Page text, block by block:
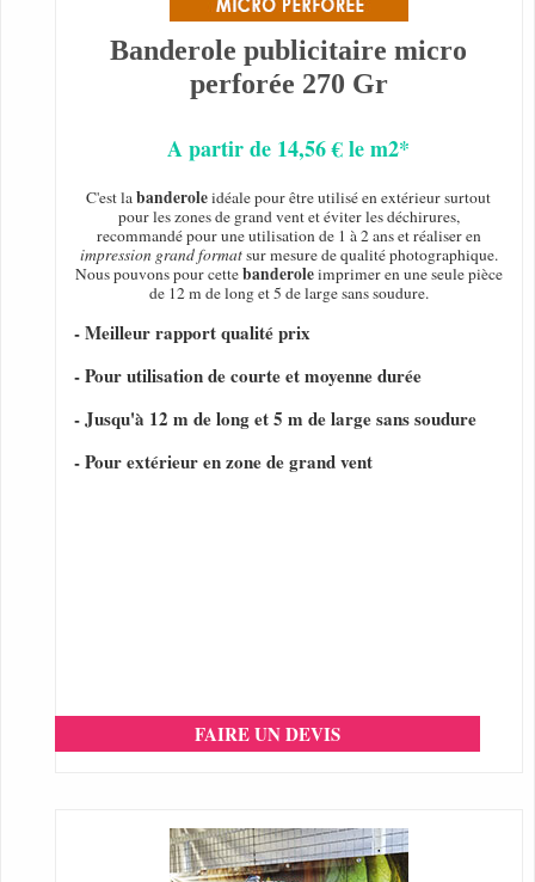
Banderole publicitaire micro
perforée 270 Gr
A partir de 14,56 € le m2*
C'est labanderoleidéale pour être utilisé en extérieur surtout
pour les zones de grand vent et éviter les déchirures,
recommandé pour une utilisation de 1 à 2 ans et réaliser en
impression grand formatsur mesure de qualité photographique.
Nous pouvons pour cettebanderoleimprimer en une seule pièce
de 12 m de long et 5 de large sans soudure.
- Meilleur rapport qualité prix
- Pour utilisation de courte et moyenne durée
- Jusqu'à 12 m de long et 5 m de large sans soudure
- Pour extérieur en zone de grand vent
FAIRE UN DEVIS